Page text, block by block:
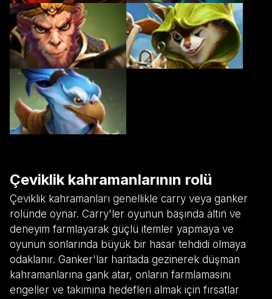
Çeviklik kahramanlarının rolü
Çeviklik kahramanları genellikle carry veya ganker
rolünde oynar. Carry'ler oyunun başında altın ve
deneyim farmlayarak güçlü itemler yapmaya ve
oyunun sonlarında büyük bir hasar tehdidi olmaya
odaklanır. Ganker'lar haritada gezinerek düşman
kahramanlarına gank atar, onların farmlamasını
engeller ve takımına hedefleri almak için fırsatlar